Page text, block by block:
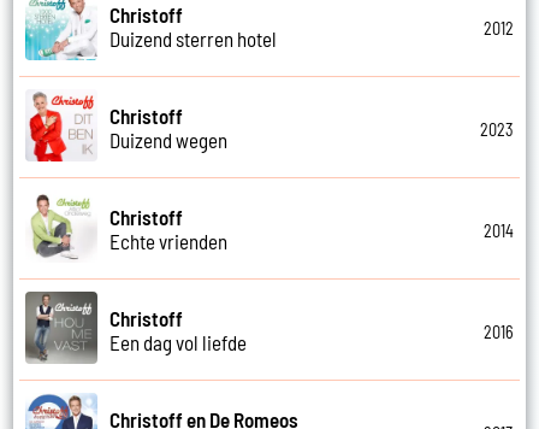
Christoff
Duizend sterren hotel
2012
Christoff
Duizend wegen
2023
Christoff
Echte vrienden
2014
Christoff
Een dag vol liefde
2016
Christoff en De Romeos